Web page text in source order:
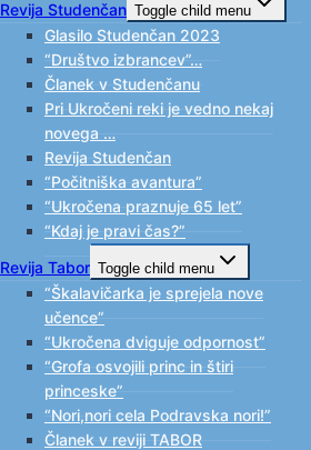
Revija Studenčan Toggle child menu
Glasilo Studenčan 2023
“Društvo izbrancev”…
Članek v Studenčanu
Pri Ukročeni reki je vedno nekaj
novega …
Revija Studenčan
“Počitniška avantura”
“Ukročena praznuje 65 let”
“Kdaj je pravi čas?”
Revija Tabor Toggle child menu
“Škalavičarka je sprejela nove
učence”
“Ukročena dviguje odpornost”
“Grofa osvojili princ in štiri
princeske”
“Nori,nori cela Podravska nori!”
Članek v reviji TABOR